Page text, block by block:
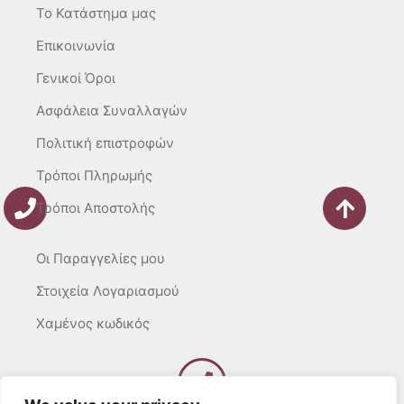
m
-
To Κατάστημα μας
Επικοινωνία
Γενικοί Όροι
Ασφάλεια Συναλλαγών
Πολιτική επιστροφών
Τρόποι Πληρωμής
Τρόποι Αποστολής
Οι Παραγγελίες μου
Στοιχεία Λογαριασμού
Χαμένος κωδικός